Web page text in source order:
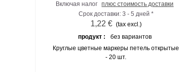
Включая налог плюс стоимость доставки
Срок доставки: 3 - 5 дней *
1,22 € (tax excl.)
продукт :
без вариантов
Круглые цветные маркеры петель открытые
- 20 шт.